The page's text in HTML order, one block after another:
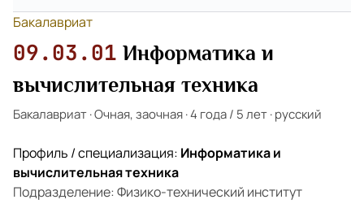
Бакалавриат
09.03.01 Информатика и
вычислительная техника
Бакалавриат·Очная, заочная·4 года / 5 лет·русский
Профиль / специализация: Информатика и
вычислительная техника
Подразделение: Физико-технический институт